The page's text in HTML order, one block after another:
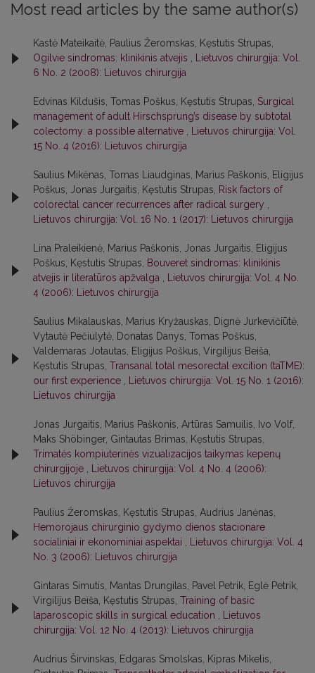
Most read articles by the same author(s)
Kastė Mateikaitė, Paulius Žeromskas, Kęstutis Strupas,
Ogilvie sindromas: klinikinis atvejis
Lietuvos chirurgija: Vol.
6 No. 2 (2008): Lietuvos chirurgija
Edvinas Kildušis, Tomas Poškus, Kęstutis Strupas, Surgical
management of adult Hirschsprung’s disease by subtotal
colectomy: a possible alternative
Lietuvos chirurgija: Vol.
15 No. 4 (2016): Lietuvos chirurgija
Saulius Mikėnas, Tomas Liaudginas, Marius Paškonis, Eligijus
Poškus, Jonas Jurgaitis, Kęstutis Strupas,
Risk factors of
colorectal cancer recurrences after radical surgery
Lietuvos chirurgija: Vol. 16 No. 1 (2017): Lietuvos chirurgija
Lina Praleikienė, Marius Paškonis, Jonas Jurgaitis, Eligijus
Poškus, Kęstutis Strupas,
Bouveret sindromas: klinikinis
atvejis ir literatūros apžvalga
Lietuvos chirurgija: Vol. 4 No.
4 (2006): Lietuvos chirurgija
Saulius Mikalauskas, Marius Kryžauskas, Dignė Jurkevičiūtė,
Vytautė Pečiulytė, Donatas Danys, Tomas Poškus,
Valdemaras Jotautas, Eligijus Poškus, Virgilijus Beiša,
Kęstutis Strupas, Transanal total mesorectal excition (taTME):
our first experience
Lietuvos chirurgija: Vol. 15 No. 1 (2016):
Lietuvos chirurgija
Jonas Jurgaitis, Marius Paškonis, Artūras Samuilis, Ivo Volf,
Maks Shöbinger, Gintautas Brimas, Kęstutis Strupas,
Trimatės kompiuterinės vizualizacijos taikymas kepenų
chirurgijoje
Lietuvos chirurgija: Vol. 4 No. 4 (2006):
Lietuvos chirurgija
Paulius Žeromskas, Kęstutis Strupas, Audrius Janėnas,
Hemorojaus chirurginio gydymo dienos stacionare
socialiniai ir ekonominiai aspektai
Lietuvos chirurgija: Vol. 4
No. 3 (2006): Lietuvos chirurgija
Gintaras Simutis, Mantas Drungilas, Pavel Petrik, Eglė Petrik,
Virgilijus Beiša, Kęstutis Strupas, Training of basic
laparoscopic skills in surgical education
Lietuvos
chirurgija: Vol. 12 No. 4 (2013): Lietuvos chirurgija
Audrius Širvinskas, Edgaras Smolskas, Kipras Mikelis,